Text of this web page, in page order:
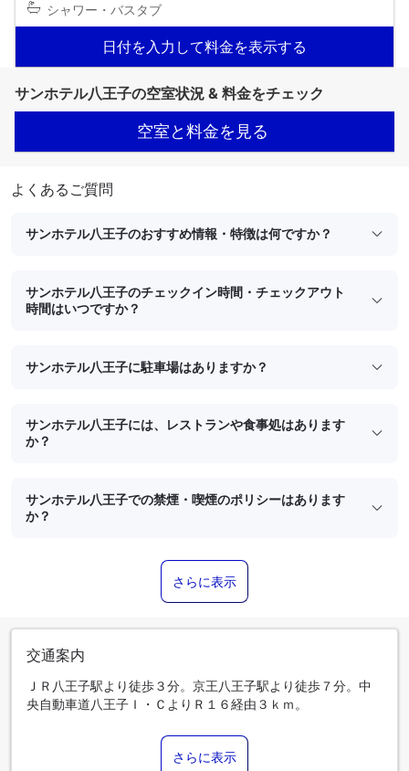
シャワー・バスタブ
日付を入力して料金を表示する
サンホテル八王子の空室状況 & 料金をチェック
空室と料金を見る
よくあるご質問
サンホテル八王子のおすすめ情報・特徴は何ですか？
サンホテル八王子のチェックイン時間・チェックアウト
時間はいつですか？
サンホテル八王子に駐車場はありますか？
サンホテル八王子には、レストランや食事処はあります
か？
サンホテル八王子での禁煙・喫煙のポリシーはあります
か？
さらに表示
交通案内
ＪＲ八王子駅より徒歩３分。京王八王子駅より徒歩７分。中
央自動車道八王子Ｉ・ＣよりＲ１６経由３ｋｍ。
さらに表示